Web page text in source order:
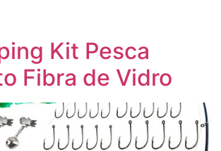
Kit Pesca
Fibra de Vidro